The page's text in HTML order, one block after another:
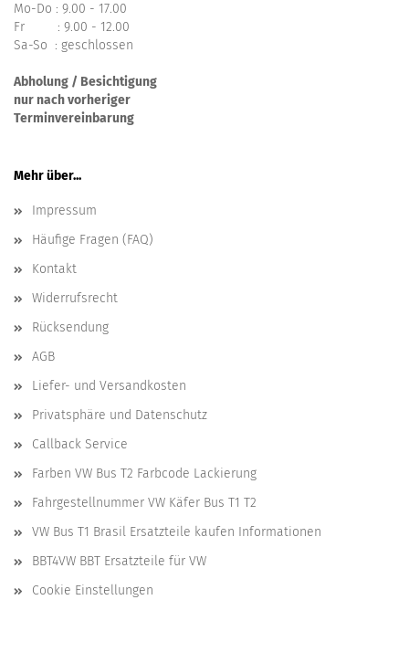
Mo-Do : 9.00 - 17.00
Fr : 9.00 - 12.00
Sa-So : geschlossen
Abholung / Besichtigung
nur nach vorheriger
Terminvereinbarung
Mehr über...
Impressum
Häufige Fragen (FAQ)
Kontakt
Widerrufsrecht
Rücksendung
AGB
Liefer- und Versandkosten
Privatsphäre und Datenschutz
Callback Service
Farben VW Bus T2 Farbcode Lackierung
Fahrgestellnummer VW Käfer Bus T1 T2
VW Bus T1 Brasil Ersatzteile kaufen Informationen
BBT4VW BBT Ersatzteile für VW
Cookie Einstellungen